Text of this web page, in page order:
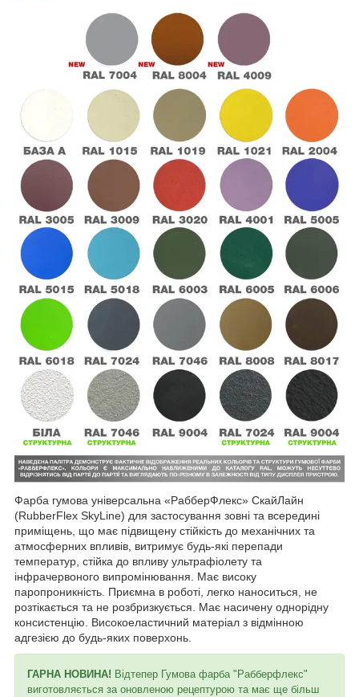
Фарба гумова універсальна «РабберФлекс» СкайЛайн
(RubberFlex SkyLine) для застосування зовні та всередині
приміщень, що має підвищену стійкість до механічних та
атмосферних впливів, витримує будь-які перепади
температур, стійка до впливу ультрафіолету та
інфрачервоного випромінювання. Має високу
паропроникність. Приємна в роботі, легко наноситься, не
розтікається та не розбризкується. Має насичену однорідну
консистенцію. Високоеластичний матеріал з відмінною
адгезією до будь-яких поверхонь.
ГАРНА НОВИНА! Відтепер Гумова фарба "Рабберфлекс"
виготовляється за оновленою рецептурою та має ще більш